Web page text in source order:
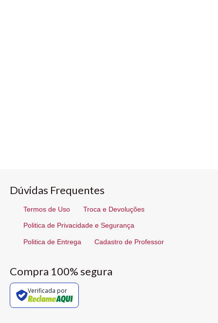
Dúvidas Frequentes
Termos de Uso Troca e Devoluções
Politica de Privacidade e Segurança
Politica de Entrega Cadastro de Professor
Compra 100% segura
Verificada por